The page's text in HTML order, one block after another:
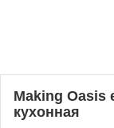
Making Oasis
кухонная